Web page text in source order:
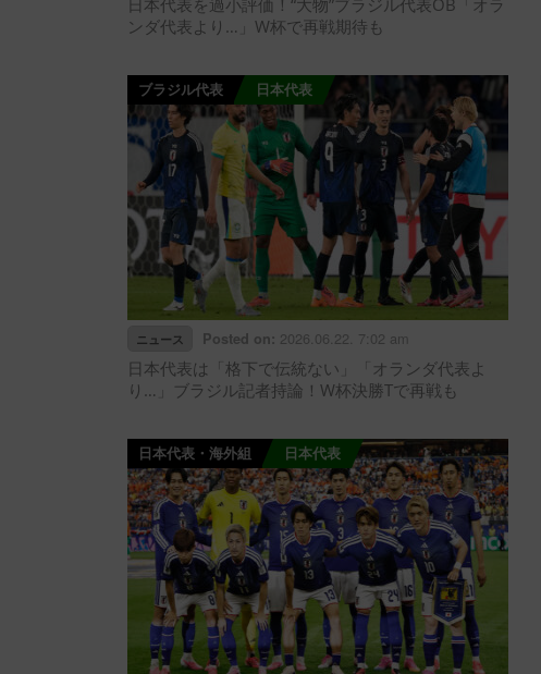
日本代表を過小評価！“大物”ブラジル代表OB「オラ
ンダ代表より…」W杯で再戦期待も
ブラジル代表 日本代表
ニュース Posted on: 2026.06.22. 7:02 am
日本代表は「格下で伝統ない」「オランダ代表よ
り…」ブラジル記者持論！W杯決勝Tで再戦も
日本代表・海外組 日本代表